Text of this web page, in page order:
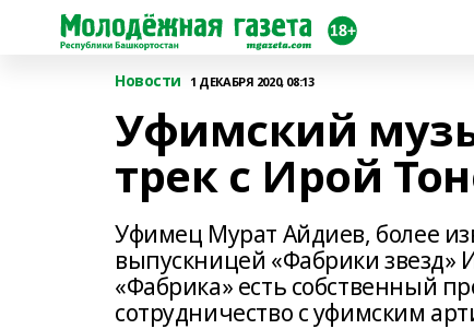
Новости 1 ДЕКАБРЯ 2020, 08:13
Уфимский
трек с Ирой
Уфимец Мурат Айдиев, более
выпускницей «Фабрики
«Фабрика» есть собственный
сотрудничество с уфимским